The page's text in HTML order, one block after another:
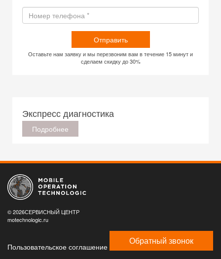
Отправить
Оставьте нам заявку и мы перезвоним вам в течение 15 минут и
сделаем скидку до 30%
Экспресс диагностика
Подробнее
© 2026СЕРВИСНЫЙ ЦЕНТР
motechnologic.ru
Пользовательское соглашение
Обратный звонок